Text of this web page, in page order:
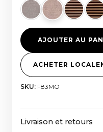
AJOUTER AU
ACHETER
SKU: F83MO
Livraison et retours